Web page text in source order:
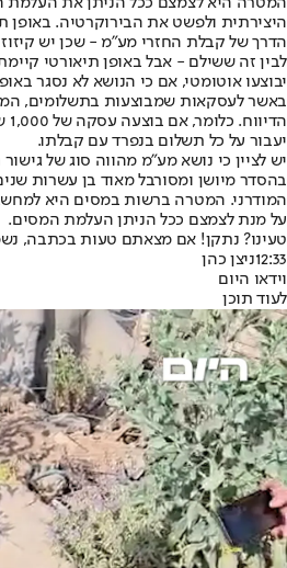
היצירתית ולפשט את הבירוקרטיה. באופן
הדרך של קבלת החזרי מע"מ - שכן יש
לבין זה ששילם - אבל באופן תיאורטי
יבוצעו אוטומטי, אם כי הנושא לא נסגר
באשר לעסקאות שמבוצעות בתשלומים,
יעבור על כל תשלום בנפרד עם קבלתו.
יש לציין כי נושא מע"מ מהווה סוג של
בהסדר מיושן ומסורבל מאוד בן עשרות
המודרני. המטרה ברשות במסים היא
על מנת לצמצם ככל הניתן העלמת המסים.
טעינו? נתקן! אם מצאתם טעות בכתבה,
12:33ניצן כהן
וידאו היום
לעוד תוכן